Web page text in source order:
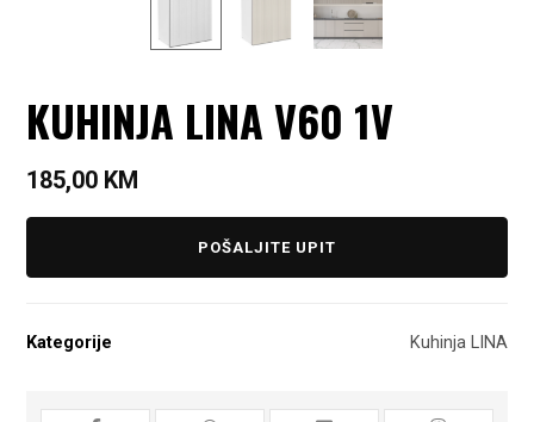
KUHINJA LINA V60 1V
185,00 KM
POŠALJITE UPIT
Kategorije Kuhinja LINA